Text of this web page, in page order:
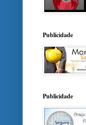
Publicidade
Publicidade